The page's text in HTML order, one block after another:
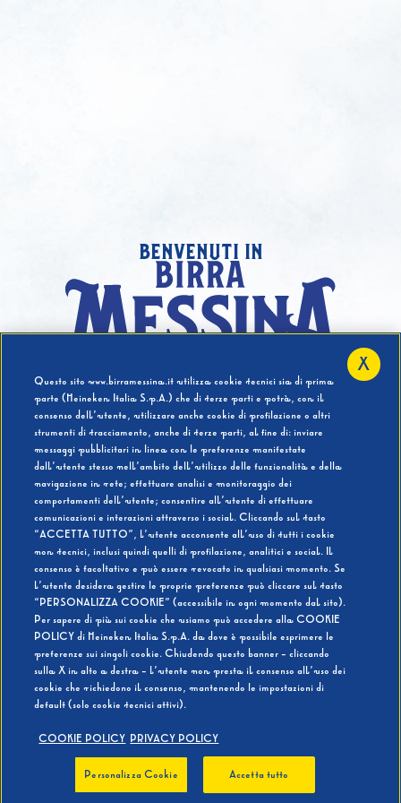
benvenuti in
Hai compiuto 18 Anni?
SI NO
BEVI RESPONSABILMENTE
Questo sito www.birramessina.it utilizza cookie tecnici sia di prima
parte (Heineken Italia S.p.A.) che di terze parti e potrà, con il
consenso dell’utente, utilizzare anche cookie di profilazione o altri
strumenti di tracciamento, anche di terze parti, al fine di: inviare
messaggi pubblicitari in linea con le preferenze manifestate
dall’utente stesso nell’ambito dell’utilizzo delle funzionalità e della
navigazione in rete; effettuare analisi e monitoraggio dei
comportamenti dell’utente; consentire all’utente di effettuare
comunicazioni e interazioni attraverso i social. Cliccando sul tasto
“ACCETTA TUTTO”, l’utente acconsente all’uso di tutti i cookie
non tecnici, inclusi quindi quelli di profilazione, analitici e social. Il
consenso è facoltativo e può essere revocato in qualsiasi momento. Se
l’utente desidera gestire le proprie preferenze può cliccare sul tasto
“PERSONALIZZA COOKIE” (accessibile in ogni momento dal sito).
Per sapere di più sui cookie che usiamo può accedere alla COOKIE
POLICY di Heineken Italia S.p.A. da dove è possibile esprimere le
preferenze sui singoli cookie. Chiudendo questo banner - cliccando
sulla X in alto a destra - l’utente non presta il consenso all’uso dei
cookie che richiedono il consenso, mantenendo le impostazioni di
default (solo cookie tecnici attivi).
COOKIE POLICY PRIVACY POLICY
Personalizza Cookie Accetta tutto
X